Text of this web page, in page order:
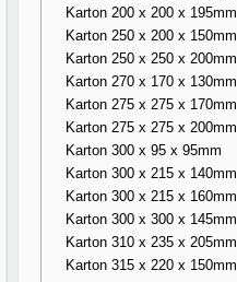
Karton 200 x 200 x 195mm
Karton 250 x 200 x 150mm
Karton 250 x 250 x 200mm
Karton 270 x 170 x 130mm
Karton 275 x 275 x 170mm
Karton 275 x 275 x 200mm
Karton 300 x 95 x 95mm
Karton 300 x 215 x 140mm
Karton 300 x 215 x 160mm
Karton 300 x 300 x 145mm
Karton 310 x 235 x 205mm
Karton 315 x 220 x 150mm